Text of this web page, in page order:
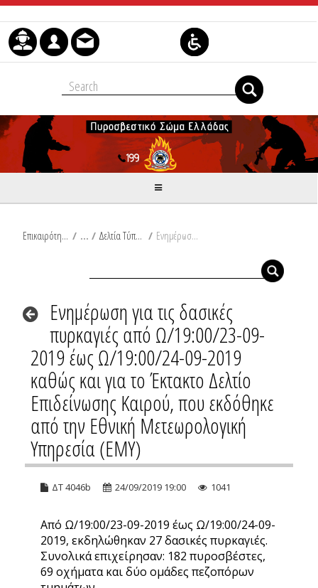
Μετάβαση στο περιεχόμενο
Επικαιρότητα / Δελτία Τύπου / Ενημέρωση για τις δασικές πυρκαγιές από Ω/19:00/23-09-2019 έως Ω/19:00/24-09-2019 καθώς και για το Έκτακτο Δελτίο Επιδείνωσης Καιρού, που εκδόθηκε από την Εθνική Μετεωρολογική Υπηρεσία (ΕΜΥ)
Ενημέρωση για τις δασικές
πυρκαγιές από Ω/19:00/23-09-
2019 έως Ω/19:00/24-09-2019
καθώς και για το Έκτακτο Δελτίο
Επιδείνωσης Καιρού, που εκδόθηκε
από την Εθνική Μετεωρολογική
Υπηρεσία (ΕΜΥ)
ΔΤ 4046b 24/09/2019 19:00 1041
Από Ω/19:00/23-09-2019 έως Ω/19:00/24-09-
2019, εκδηλώθηκαν 27 δασικές πυρκαγιές.
Συνολικά επιχείρησαν: 182 πυροσβέστες,
69 οχήματα και δύο ομάδες πεζοπόρων